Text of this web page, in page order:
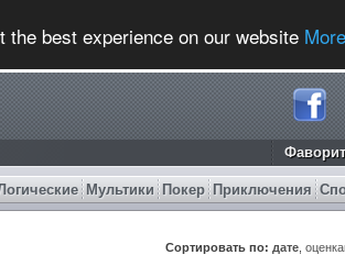
best experience on our website
Мультики Покер Приключения
Сортировать по: дате